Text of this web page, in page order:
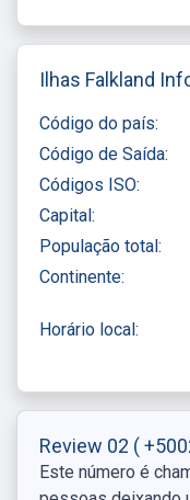
Ilhas Falkland
Código do país:
Código de Saída:
Códigos ISO:
Capital:
População total:
Continente:
Horário local:
Review 02 (
Este número é